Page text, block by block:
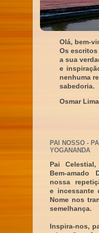
Olá, bem-
Os
a sua
e
nenhuma
sabedoria.
Osmar
PAI NOSSO -
YOGANANDA
Pai
Bem-amado
nossa
e incessante
Nome nos
semelhança.
Inspira-nos,